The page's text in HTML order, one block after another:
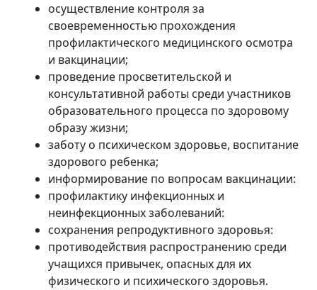
осуществление контроля за
своевременностью прохождения
профилактического медицинского осмотра
и вакцинации;
проведение просветительской и
консультативной работы среди участников
образовательного процесса по здоровому
образу жизни;
заботу о психическом здоровье, воспитание
здорового ребенка;
информирование по вопросам вакцинации:
профилактику инфекционных и
неинфекционных заболеваний:
сохранения репродуктивного здоровья:
противодействия распространению среди
учащихся привычек, опасных для их
физического и психического здоровья.